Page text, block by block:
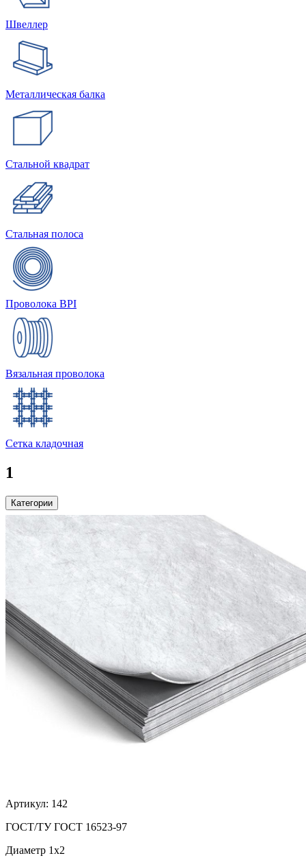
Швеллер
Металлическая балка
Стальной квадрат
Стальная полоса
Проволока BPI
Вязальная проволока
Сетка кладочная
1
Категории
Артикул: 142
ГОСТ/ТУ ГОСТ 16523-97
Диаметр 1х2